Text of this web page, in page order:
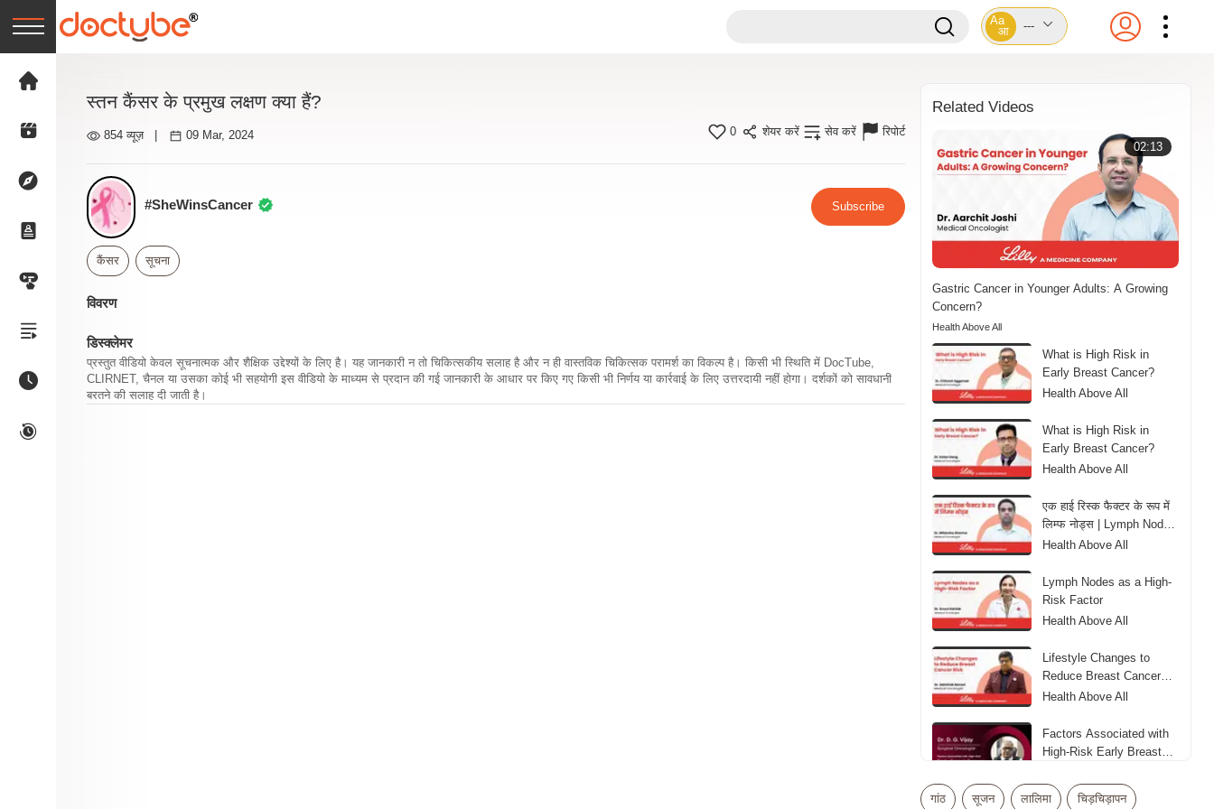
Aa
आ
---
स्तन कैंसर के प्रमुख लक्षण क्या हैं?
854 व्यूज़ 09 Mar, 2024 0 शेयर करें सेव करें रिपोर्ट
#SheWinsCancer Subscribe
कैंसर सूचना
विवरण
डिस्क्लेमर
प्रस्तुत वीडियो केवल सूचनात्मक और शैक्षिक उद्देश्यों के लिए है। यह जानकारी न तो चिकित्सकीय सलाह है और न ही वास्तविक चिकित्सक परामर्श का विकल्प है। किसी भी स्थिति में DocTube,
CLIRNET, चैनल या उसका कोई भी सहयोगी इस वीडियो के माध्यम से प्रदान की गई जानकारी के आधार पर किए गए किसी भी निर्णय या कार्रवाई के लिए उत्तरदायी नहीं होगा। दर्शकों को सावधानी
बरतने की सलाह दी जाती है।
Related Videos
02:13
Gastric Cancer in Younger Adults: A Growing
Concern?
Health Above All
What is High Risk in
Early Breast Cancer?
Health Above All
What is High Risk in
Early Breast Cancer?
Health Above All
एक हाई रिस्क फैक्टर के रूप में
लिम्फ नोड्स | Lymph Nodes
as aHigh-Risk Factor
Health Above All
Lymph Nodes as a High-
Risk Factor
Health Above All
Lifestyle Changes to
Reduce Breast Cancer
Risk
Health Above All
Factors Associated with
High-Risk Early Breast
गांठ सूजन लालिमा चिड़चिड़ापन